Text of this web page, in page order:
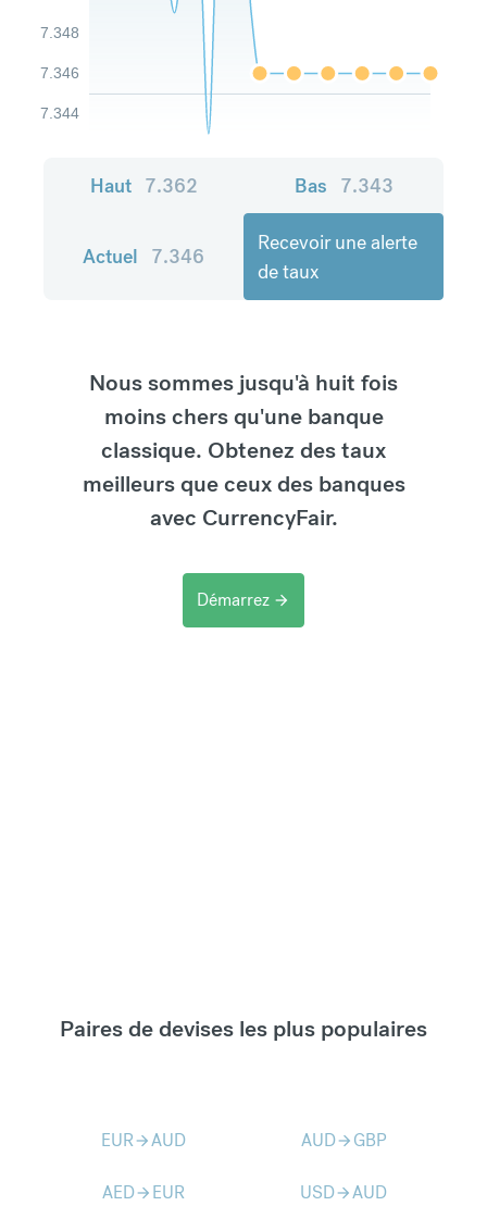
7.344
7.346
7.348
Haut 7.362 Bas 7.343
Actuel 7.346
Recevoir une alerte
de taux
Nous sommes jusqu'à huit fois
moins chers qu'une banque
classique. Obtenez des taux
meilleurs que ceux des banques
avec CurrencyFair.
Démarrez arrow_forward
Paires de devises les plus populaires
EURarrow_forwardAUD AUDarrow_forward GBP
AEDarrow_forward EUR USDarrow_forwardAUD